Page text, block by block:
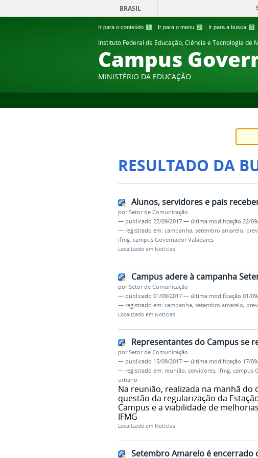
Ir para o conteúdo 1 Ir para o menu 2 Ir para a busca 3
BRASIL
Instituto Federal de Educação, Ciência e Tecnologia de
Campus
MINISTÉRIO DA EDUCAÇÃO
RESULTADO DA
Alunos, servidores e pais
porSetor de Comunicação
— publicado 22/09/2017 — última modificação 22/
— registrado em: campanha, setembro amarelo,
ifmg, campus Governador Valadares
Localizado em Notícias
Campus adere à campanha
porSetor de Comunicação
— publicado 01/09/2017 — última modificação 01/
— registrado em: campanha, setembro amarelo,
Localizado em Notícias
Representantes do Campus se
porSetor de Comunicação
— publicado 15/09/2017 — última modificação 17/
— registrado em: reunião, servidores, ifmg, campus
urbano
Na reunião, realizada na manhã
questão da regularização da
Campus e a viabilidade de
IFMG
Localizado em Notícias
Setembro Amarelo é encerrado